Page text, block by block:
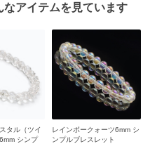
なアイテムを見ています
タル（ツイ
シンプ
レインボークォーツ6mm シ
ンプルブレスレット